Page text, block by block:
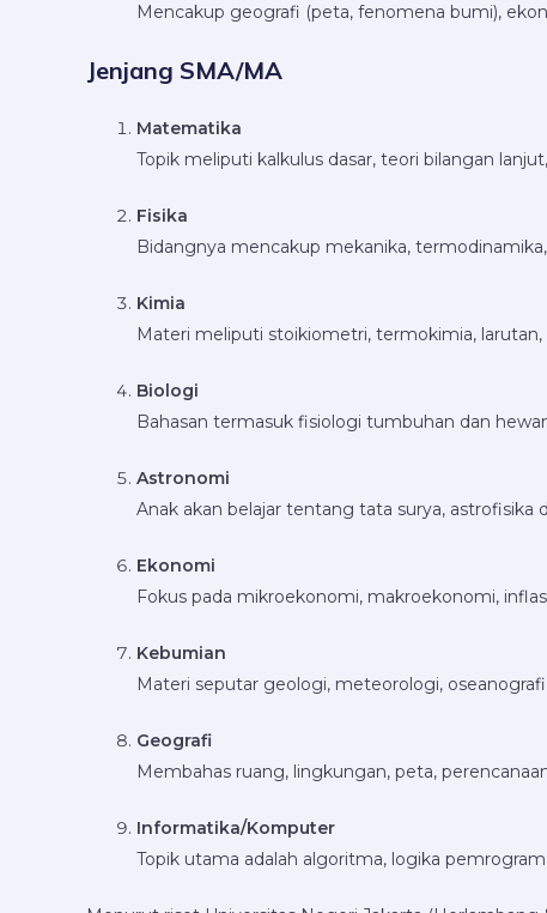
Mencakup geografi (peta, fenomena bumi),
Jenjang SMA/MA
Matematika
Topik meliputi kalkulus dasar, teori bilangan
Fisika
Bidangnya mencakup mekanika,
Kimia
Materi meliputi stoikiometri, termokimia,
Biologi
Bahasan termasuk fisiologi tumbuhan dan
Astronomi
Anak akan belajar tentang tata surya, astrofisika
Ekonomi
Fokus pada mikroekonomi, makroekonomi,
Kebumian
Materi seputar geologi, meteorologi,
Geografi
Membahas ruang, lingkungan, peta,
Informatika/Komputer
Topik utama adalah algoritma, logika